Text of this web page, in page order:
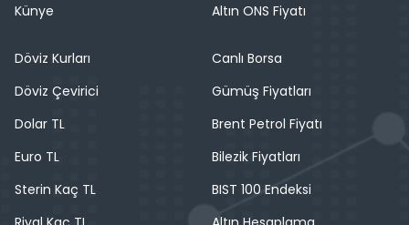
Künye
Altın ONS Fiyatı
Döviz Kurları
Döviz Çevirici
Dolar TL
Euro TL
Sterin Kaç TL
Canlı Borsa
Gümüş Fiyatları
Brent Petrol Fiyatı
Bilezik Fiyatları
BIST 100 Endeksi